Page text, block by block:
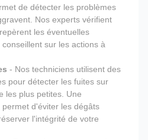
de détecter les problèmes
Nos experts vérifient
les éventuelles
sur les actions à
- Nos techniciens utilisent des
pour détecter les fuites sur
les plus petites. Une
d'éviter les dégâts
l'intégrité de votre